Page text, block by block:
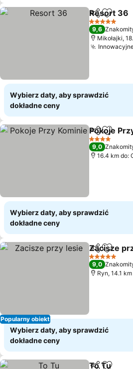
Udostępnij
Dodaj
Resort 36
5 Kategoria
9,6
Mikołajki,
Wybierz daty, aby sprawdzić
dokładne ceny
Udostępnij
Dodaj
Pokoje
4 Kategoria
9,0
16.4 km do:
Wybierz daty, aby sprawdzić
dokładne ceny
Popularny obiekt
Udostępnij
Dodaj
Zacisze
5 Kategoria
9,0
Ryn, 14.1
Wybierz daty, aby sprawdzić
dokładne ceny
To Tu